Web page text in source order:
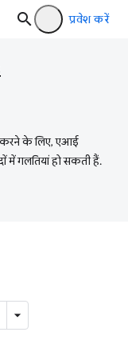
प्रवेश करें
करने के लिए, एआई
में गलतियां हो सकती हैं.